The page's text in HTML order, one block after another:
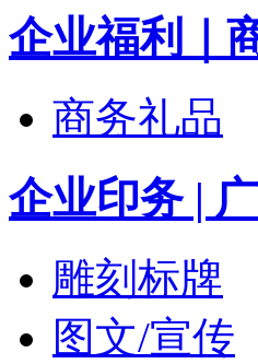
企业福利｜
商务礼品
企业印务 |
雕刻标牌
图文/宣传